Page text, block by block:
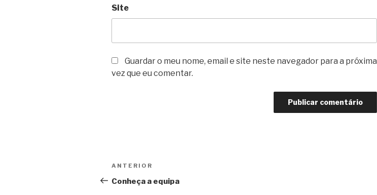
Site
Guardar o meu nome, email e site neste navegador para a próxima
vez que eu comentar.
Navegação
de
Conteúdo
anterior
ANTERIOR
Conheça a equipa